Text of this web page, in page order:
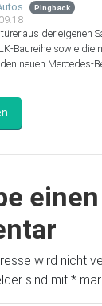
Pingback
aus der eigenen
Baureihe sowie die
neuen Mercedes-
einen
wird nicht
sind mit *